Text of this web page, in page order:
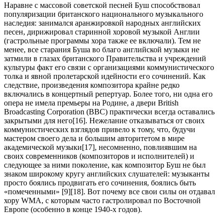
Наравне с массовой советской песней Буш способствовал
популяризации британского национального музыкального
наследия: занимался аранжировкой народных английских
песен, дирижировал старинной хоровой музыкой Англии
(гастрольные программы хора также ее включали). Тем не
менее, все старания Буша во благо английской музыки не
затмили в глазах британского Правительства и учреждений
культуры факт его связи с организациями коммунистического
толка и явной пролетарской идейности его сочинений. Как
следствие, произведения композитора крайне редко
включались в концертный репертуар. Более того, ни одна его
опера не имела премьеры на Родине, а двери British
Broadcasting Corporation (BBC) практически всегда оставались
закрытыми для него[16]. Нежелание отказываться от своих
коммунистических взглядов привело к тому, что, будучи
мастером своего дела и большим авторитетом в мире
академической музыки[17], несомненно, повлиявшим на
своих современников (композиторов и исполнителей) и
следующее за ними поколение, как композитор Буш не был
знаком широкому кругу английских слушателей: музыканты
просто боялись продвигать его сочинения, боялись быть
«помеченными» [9][18]. Вот почему все свои силы он отдавал
хору WMA, с которым часто гастролировал по Восточной
Европе (особенно в конце 1940-х годов).